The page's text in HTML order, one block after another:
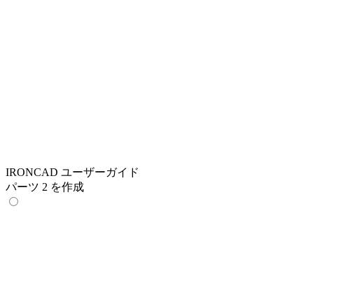
IRONCAD ユーザーガイド
パーツ 2 を作成